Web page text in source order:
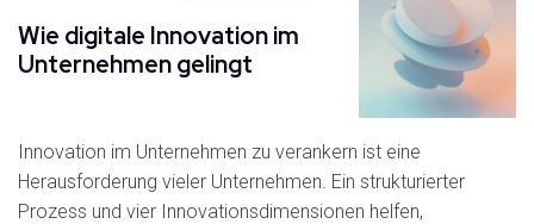
Wie digitale Innovation im
Unternehmen gelingt
Innovation im Unternehmen zu verankern ist eine
Herausforderung vieler Unternehmen. Ein strukturierter
Prozess und vier Innovationsdimensionen helfen,